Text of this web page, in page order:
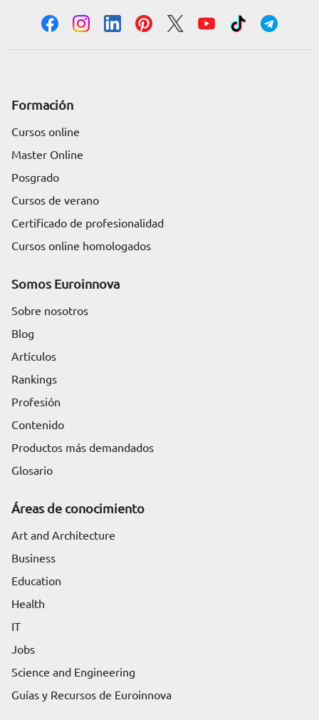
Formación
Cursos online
Master Online
Posgrado
Cursos de verano
Certificado de profesionalidad
Cursos online homologados
Somos Euroinnova
Sobre nosotros
Blog
Artículos
Rankings
Profesión
Contenido
Productos más demandados
Glosario
Áreas de conocimiento
Art and Architecture
Business
Education
Health
IT
Jobs
Science and Engineering
Guías y Recursos de Euroinnova